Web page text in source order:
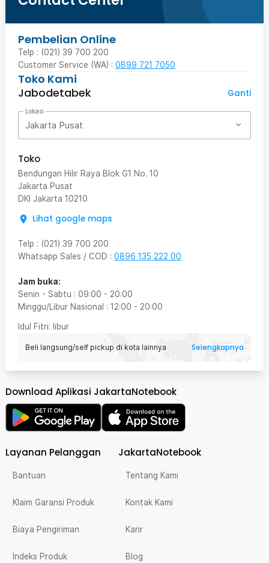
Pembelian Online
Telp : (021) 39 700 200
Customer Service (WA) : 0899 721 7050
Toko Kami
Jabodetabek
Ganti
Lokasi
Jakarta Pusat
Toko
Bendungan Hilir Raya Blok G1 No. 10
Jakarta Pusat
DKI Jakarta 10210
Lihat google maps
Telp : (021) 39 700 200
Whatsapp Sales / COD : 0896 135 222 00
Jam buka:
Senin - Sabtu : 09:00 - 20:00
Minggu/Libur Nasional : 12:00 - 20:00
Idul Fitri: libur
Beli langsung/self pickup di kota lainnya Selengkapnya
Download Aplikasi JakartaNotebook
Layanan Pelanggan
Bantuan
Klaim Garansi Produk
Biaya Pengiriman
Indeks Produk
JakartaNotebook
Tentang Kami
Kontak Kami
Karir
Blog